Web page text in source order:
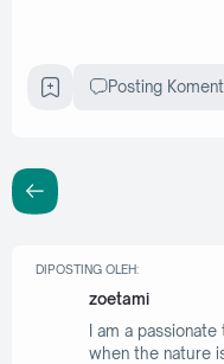
Posting
DIPOSTING OLEH:
zoetami
I am a
when the nature